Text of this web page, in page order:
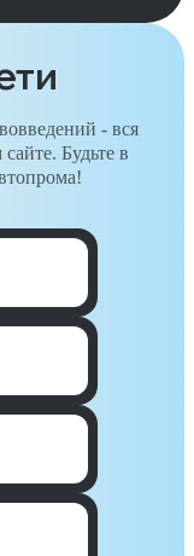
- вся
Будьте в